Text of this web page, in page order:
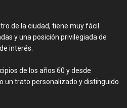
de la ciudad, tiene muy fácil
y una posición privilegiada de
interés.
de los años 60 y desde
un trato personalizado y distinguido